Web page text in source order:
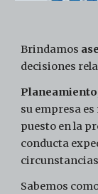
Brindamos
decisiones
Planeamiento
su empresa
puesto en la
conducta
Sabemos